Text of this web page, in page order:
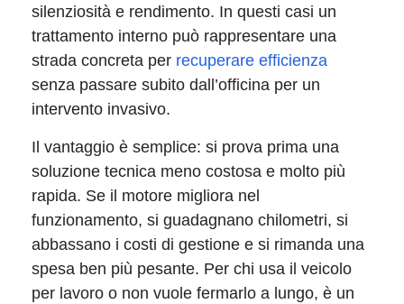
silenziosità e rendimento. In questi casi un
trattamento interno può rappresentare una
strada concreta per recuperare efficienza
senza passare subito dall’officina per un
intervento invasivo.
Il vantaggio è semplice: si prova prima una
soluzione tecnica meno costosa e molto più
rapida. Se il motore migliora nel
funzionamento, si guadagnano chilometri, si
abbassano i costi di gestione e si rimanda una
spesa ben più pesante. Per chi usa il veicolo
per lavoro o non vuole fermarlo a lungo, è un